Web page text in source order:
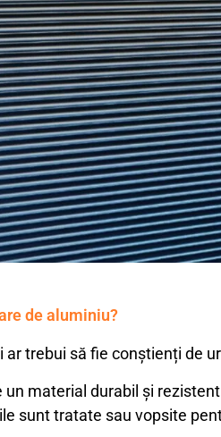
de aluminiu?
trebui să fie conștienți de
material durabil și
sunt tratate sau vopsite